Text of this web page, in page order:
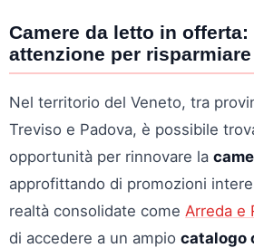
Camere da letto in
attenzione per risparmiare
Nel territorio del Veneto, tra
Treviso e Padova, è possibile
opportunità per rinnovare la
approfittando di promozioni
realtà consolidate come Arreda e
di accedere a un ampio catalogo